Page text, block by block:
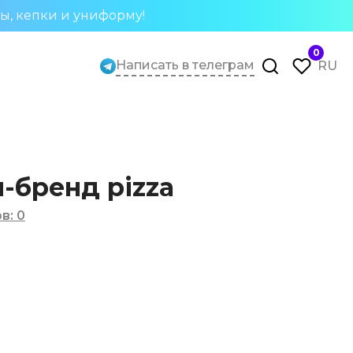
кепки и униформу!
Написать в телеграм
0
RU
бренд pizza
: 0